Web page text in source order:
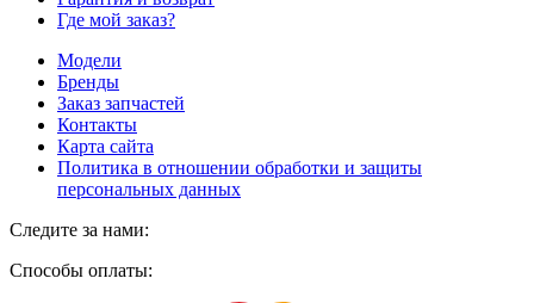
Где мой заказ?
Модели
Бренды
Заказ запчастей
Контакты
Карта сайта
Политика в отношении обработки и защиты
персональных данных
Следите за нами:
Способы оплаты: